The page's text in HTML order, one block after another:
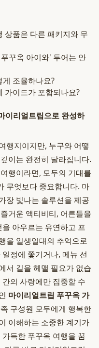
상품은 다른 패키지와 무
꾸옥 아이와' 투어는 안
조율하나요?
가이드가 포함되나요?
이리얼트립으로 완성하
행지이지만, 누구와 어떻
이는 완전히 달라집니다.
행이라면, 모두의 기대를
무엇보다 중요합니다. 마
장 빛나는 솔루션을 제공
거운 액티비티, 어른들을
아우르는 유연하고 프
을 일생일대의 추억으로
정에 쫓기거나, 메뉴 선
서 길을 헤맬 필요가 없습
의 사랑에만 집중할 수
마이리얼트립 푸꾸옥 가
구성원 모두에게 행복한
이해하는 소중한 계기가
득한 푸꾸옥 여행을 꿈